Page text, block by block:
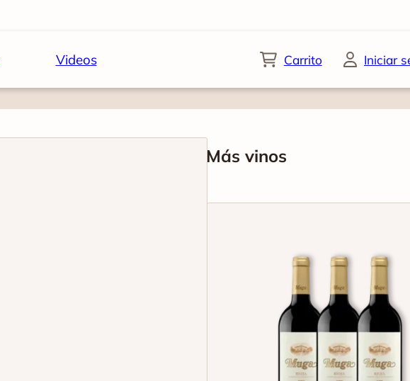
Videos Carrito Iniciar
Más vinos